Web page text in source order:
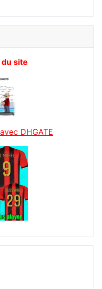
site
avec DHGATE